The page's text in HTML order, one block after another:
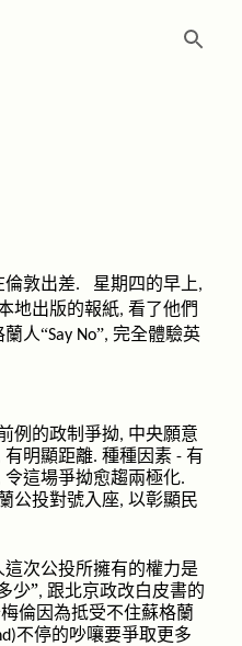
倫敦出差. 星期四的早上,
地出版的報紙, 看了他們
蘭人“Say No”, 完全體驗英
例的政制爭拗, 中央願意
有明顯距離. 種種因素 - 有
令這場爭拗愈趨兩極化.
公投對號入座, 以彰顯民
這次公投所擁有的權力是
少”, 跟北京政改白皮書的
倫因為抵受不住蘇格蘭
不停的吵嚷要爭取更多